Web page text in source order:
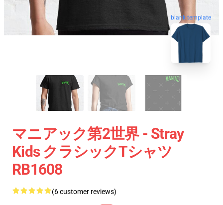
blank template
マニアック第2世界 - Stray
Kids クラシックTシャツ
RB1608
(6 customer reviews)